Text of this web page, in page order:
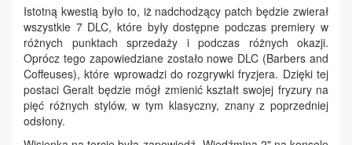
Istotną kwestią było to, iż nadchodzący patch będzie zwierał
wszystkie 7 DLC, które były dostępne podczas premiery w
różnych punktach sprzedaży i podczas różnych okazji.
Oprócz tego zapowiedziane zostało nowe DLC (Barbers and
Coffeuses), które wprowadzi do rozgrywki fryzjera. Dzięki tej
postaci Geralt będzie mógł zmienić kształt swojej fryzury na
pięć różnych stylów, w tym klasyczny, znany z poprzedniej
odsłony.